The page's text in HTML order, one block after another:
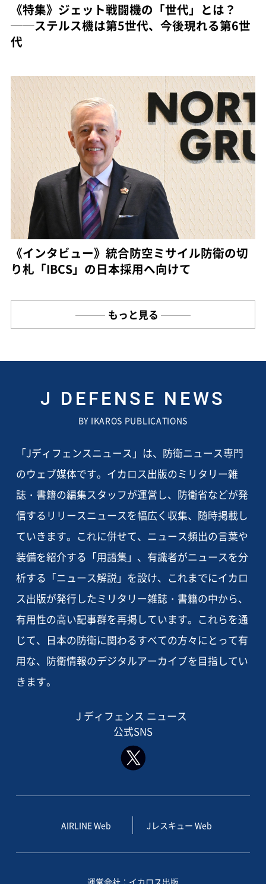
《特集》ジェット戦闘機の「世代」とは？
──ステルス機は第5世代、今後現れる第6世
代
《インタビュー》統合防空ミサイル防衛の切
り札「IBCS」の日本採用へ向けて
もっと見る
J DEFENSE NEWS
BY IKAROS PUBLICATIONS
「Jディフェンスニュース」は、防衛ニュース専門
のウェブ媒体です。イカロス出版のミリタリー雑
誌・書籍の編集スタッフが運営し、防衛省などが発
信するリリースニュースを幅広く収集、随時掲載し
ていきます。これに併せて、ニュース頻出の言葉や
装備を紹介する「用語集」、有識者がニュースを分
析する「ニュース解説」を設け、これまでにイカロ
ス出版が発行したミリタリー雑誌・書籍の中から、
有用性の高い記事群を再掲しています。これらを通
じて、日本の防衛に関わるすべての方々にとって有
用な、防衛情報のデジタルアーカイブを目指してい
きます。
J ディフェンス ニュース
公式SNS
AIRLINE Web Jレスキュー Web